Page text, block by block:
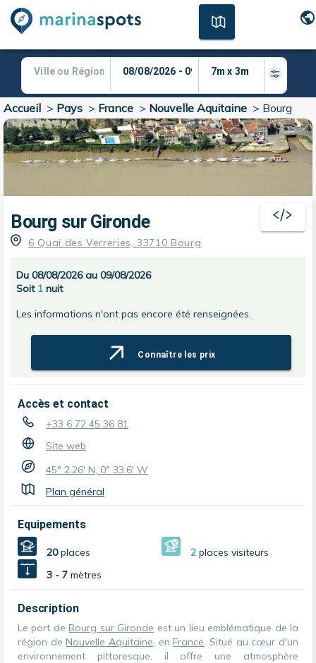
Accueil > Pays > France > Nouvelle Aquitaine > Bourg
Bourg sur Gironde
6 Quai des Verreries, 33710 Bourg
Du 08/08/2026 au 09/08/2026
Soit 1 nuit
Les informations n'ont pas encore été renseignées.
Connaître les prix
Accès et contact
+33 6 72 45 36 81
Site web
45° 2.26' N, 0° 33.6' W
Plan général
Equipements
20places 2 places visiteurs
3 - 7 mètres
Description
Le port de Bourg sur Gironde est un lieu emblématique de la
région de Nouvelle Aquitaine, en France. Situé au cœur d'un
environnement pittoresque, il offre une atmosphère